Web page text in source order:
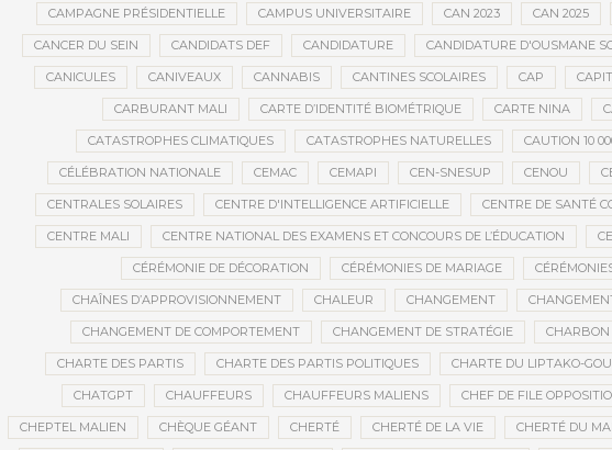
CAMPAGNE PRÉSIDENTIELLE CAMPUS UNIVERSITAIRE CAN 2023 CAN 2025
CANCER DU SEIN CANDIDATS DEF CANDIDATURE CANDIDATURE D'OUSMANE
CANICULES CANIVEAUX CANNABIS CANTINES SCOLAIRES CAP
CARBURANT MALI CARTE D’IDENTITÉ BIOMÉTRIQUE CARTE NINA
CATASTROPHES CLIMATIQUES CATASTROPHES NATURELLES CAUTION 10
CÉLÉBRATION NATIONALE CEMAC CEMAPI CEN-SNESUP CENOU
CENTRALES SOLAIRES CENTRE D'INTELLIGENCE ARTIFICIELLE CENTRE DE SANTÉ
CENTRE MALI CENTRE NATIONAL DES EXAMENS ET CONCOURS DE L’ÉDUCATION
CÉRÉMONIE DE DÉCORATION CÉRÉMONIES DE MARIAGE
CHAÎNES D’APPROVISIONNEMENT CHALEUR CHANGEMENT
CHANGEMENT DE COMPORTEMENT CHANGEMENT DE STRATÉGIE CHARBON
CHARTE DES PARTIS CHARTE DES PARTIS POLITIQUES CHARTE DU LIPTAKO-
CHATGPT CHAUFFEURS CHAUFFEURS MALIENS CHEF DE FILE
CHEPTEL MALIEN CHÈQUE GÉANT CHERTÉ CHERTÉ DE LA VIE CHERTÉ DU